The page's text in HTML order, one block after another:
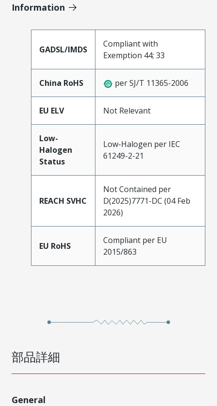
Information
GADSL/IMDS
Compliant with
Exemption 44; 33
China RoHS per SJ/T 11365-2006
EU ELV Not Relevant
Low-
Halogen
Status
Low-Halogen per IEC
61249-2-21
REACH SVHC
Not Contained per
D(2025)7771-DC (04 Feb
2026)
EU RoHS
Compliant per EU
2015/863
部品詳細
General